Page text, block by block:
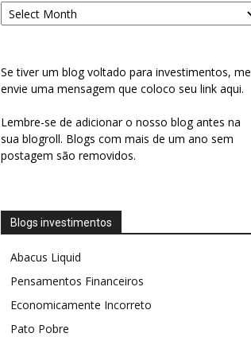
Se tiver um blog voltado para investimentos, me
envie uma mensagem que coloco seu link aqui.
Lembre-se de adicionar o nosso blog antes na
sua blogroll. Blogs com mais de um ano sem
postagem são removidos.
Blogs investimentos
Abacus Liquid
Pensamentos Financeiros
Economicamente Incorreto
Pato Pobre